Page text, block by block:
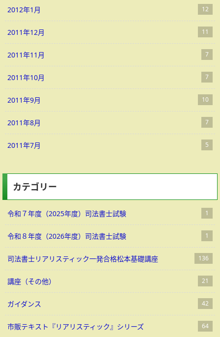
2012年1月 12
2011年12月 11
2011年11月 7
2011年10月 7
2011年9月 10
2011年8月 7
2011年7月 5
カテゴリー
令和７年度（2025年度）司法書士試験 1
令和８年度（2026年度）司法書士試験 1
司法書士リアリスティック一発合格松本基礎講座 136
講座（その他） 21
ガイダンス 42
市販テキスト『リアリスティック』シリーズ 64